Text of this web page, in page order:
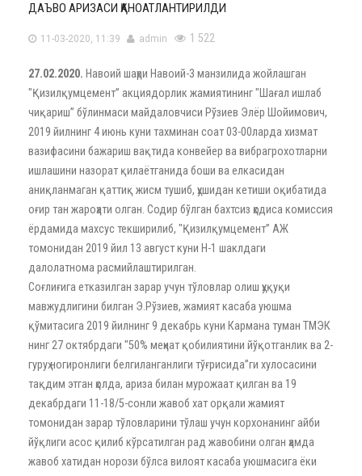
ДАЪВО АРИЗАСИ ҚАНОАТЛАНТИРИЛДИ
11-03-2020, 11:39 admin 1 522
27.02.2020. Навоий шаҳри Навоий-3 манзилида жойлашган
"Қизилқумцемент” акциядорлик жамиятининг "Шағал ишлаб
чиқариш” бўлинмаси майдаловчиси Рўзиев Элёр Шойимович,
2019 йилнинг 4 июнь куни тахминан соат 03-00ларда хизмат
вазифасини бажариш вақтида конвейер ва вибрагрохотларни
ишлашини назорат қилаётганида боши ва елкасидан
аниқланмаган қаттиқ жисм тушиб, ҳушидан кетиши оқибатида
оғир тан жароҳати олган. Содир бўлган бахтсиз ҳодиса комиссия
ёрдамида махсус текширилиб, "Қизилқумцемент” АЖ
томонидан 2019 йил 13 август куни Н-1 шаклдаги
далолатнома расмийлаштирилган.
Соғлиғига етказилган зарар учун тўловлар олиш ҳуқуқи
мавжудлигини билган Э.Рўзиев, жамият касаба уюшма
қўмитасига 2019 йилнинг 9 декабрь куни Кармана туман ТМЭК
нинг 27 октябрдаги "50% меҳнат қобилиятини йўқотганлик ва 2-
гуруҳ ногиронлиги белгиланганлиги тўғрисида”ги хулосасини
тақдим этган ҳолда, ариза билан мурожаат қилган ва 19
декабрдаги 11-18/5-сонли жавоб хат орқали жамият
томонидан зарар тўловларини тўлаш учун корхонанинг айби
йўқлиги асос қилиб кўрсатилган рад жавобини олган ҳамда
жавоб хатидан норози бўлса вилоят касаба уюшмасига ёки